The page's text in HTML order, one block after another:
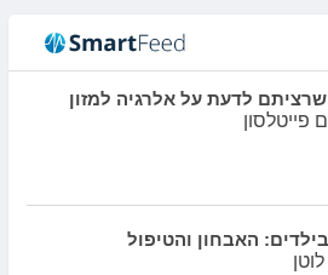
לדעת על אלרגיה למזון
פייטלסון
האבחון והטיפול